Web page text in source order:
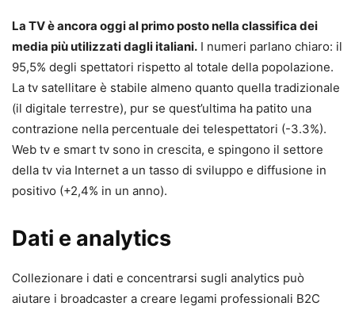
La TV è ancora oggi al primo posto nella classifica dei
media più utilizzati dagli italiani. I numeri parlano chiaro: il
95,5% degli spettatori rispetto al totale della popolazione.
La tv satellitare è stabile almeno quanto quella tradizionale
(il digitale terrestre), pur se quest’ultima ha patito una
contrazione nella percentuale dei telespettatori (-3.3%).
Web tv e smart tv sono in crescita, e spingono il settore
della tv via Internet a un tasso di sviluppo e diffusione in
positivo (+2,4% in un anno).
Dati e analytics
Collezionare i dati e concentrarsi sugli analytics può
aiutare i broadcaster a creare legami professionali B2C